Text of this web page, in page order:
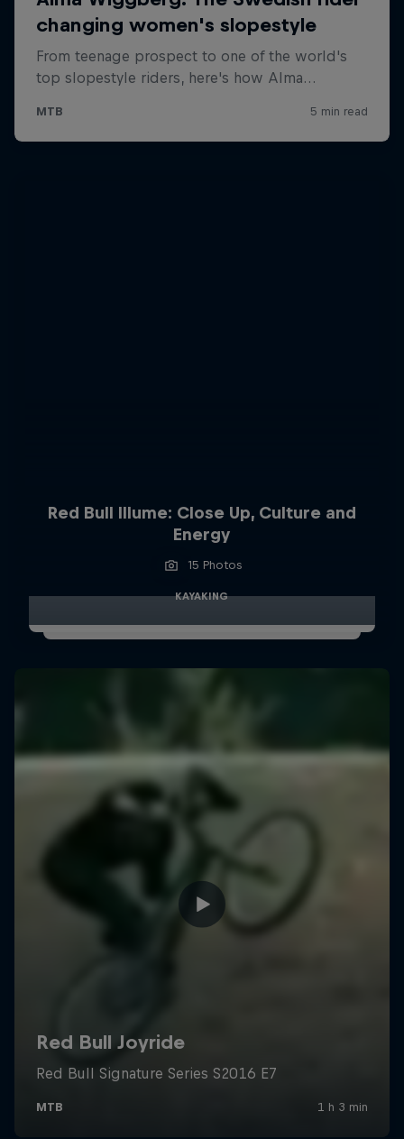
Red Bull Illume: Close Up, Culture and
Energy
15 Photos
KAYAKING